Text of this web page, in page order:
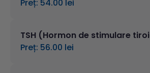
Preț: 54.00 lei
TSH (Hormon de stimulare
Preț: 56.00 lei